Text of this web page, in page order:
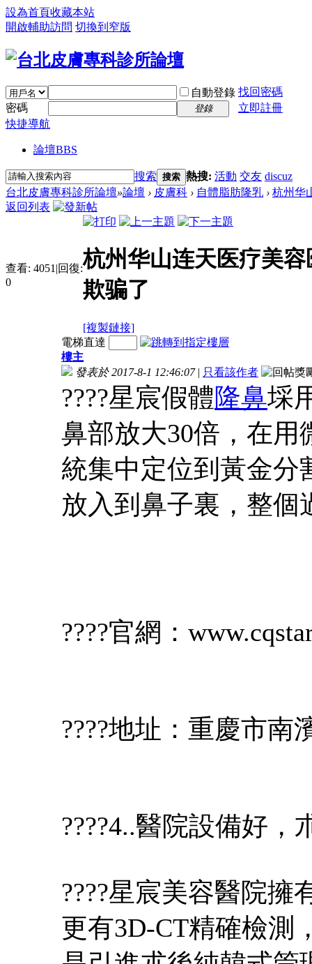
設為首頁收藏本站
開啟輔助訪問 切換到窄版
自動登錄 找回密碼
密碼
登錄
立即註冊
快捷導航
論壇BBS
搜索 搜索 熱搜: 活動 交友 discuz
台北皮膚專科診所論壇»論壇 › 皮膚科 › 自體脂肪隆乳 › 杭州华
返回列表
查看: 4051 |回復:
0
杭州华山连天医疗美
欺骗了
[複製鏈接]
電梯直達
樓主
發表於 2017-8-1 12:46:07 | 只看該作者
????星宸假體隆鼻埰
鼻部放大30倍，在
統集中定位到黃金分
放入到鼻子裏，整個
????官網：
????地址：重慶市南
????4..醫院設備好，
????星宸美容醫院
更有3D-CT精確檢測